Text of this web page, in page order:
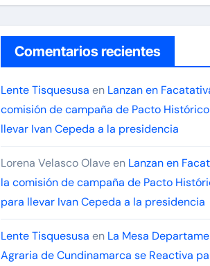
Comentarios recientes
Lente Tisquesusa en Lanzan en
comisión de campaña de Pacto
llevar Ivan Cepeda a la presidencia
Lorena Velasco Olaveen Lanzan en
la comisión de campaña de Pacto
para llevar Ivan Cepeda a la presidencia
Lente Tisquesusa en La Mesa
Agraria de Cundinamarca se Reactiva